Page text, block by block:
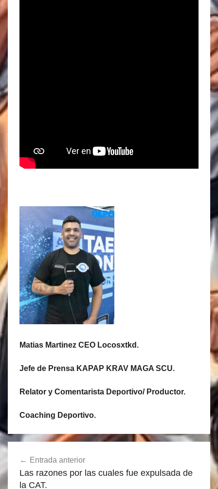
Matias Martinez CEO Locosxtkd.
Jefe de Prensa KAPAP KRAV MAGA SCU.
Relator y Comentarista Deportivo/ Productor.
Coaching Deportivo.
Navegación
de
entradas
Entrada anterior
Las razones por las cuales fue expulsada de
la CAT.